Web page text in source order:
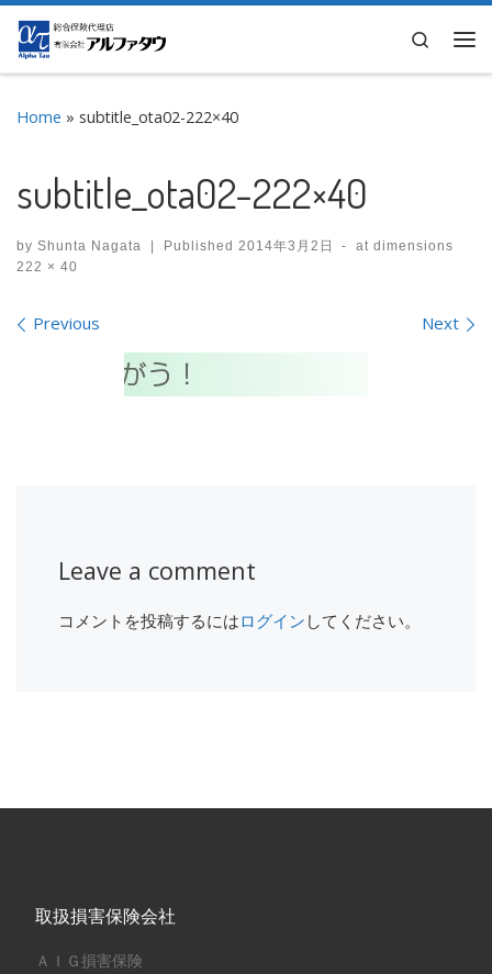
Skip to content
Search
Home » subtitle_ota02-222×40
subtitle_ota02-222×40
by Shunta Nagata | Published 2014年3月2日 -
at dimensions
222 × 40
Images navigation
Previous Next
Leave a comment
コメントを投稿するにはログイン してください。
取扱損害保険会社
ＡＩＧ損害保険